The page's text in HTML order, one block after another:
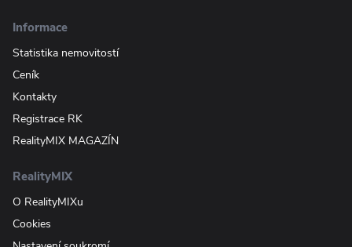
Informace
Statistika nemovitostí
Ceník
Kontakty
Registrace RK
RealityMIX MAGAZÍN
RealityMIX
O RealityMIXu
Cookies